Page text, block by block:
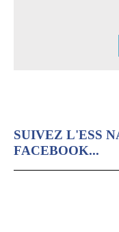
SUIVEZ L'ESS
FACEBOOK...